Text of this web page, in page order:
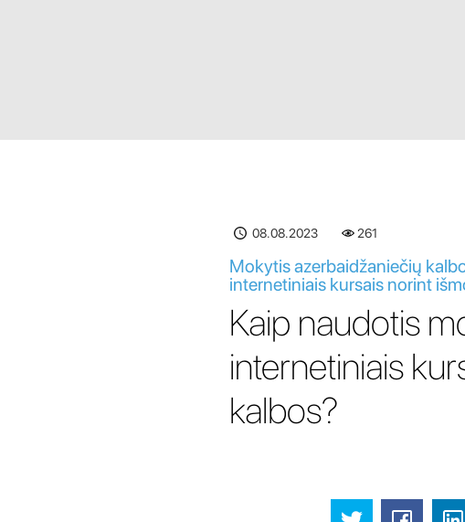
08.08.2023 262
Mokytis azerbaidžaniečių
internetiniais kursais norint
Kaip naudotis
internetiniais
kalbos?